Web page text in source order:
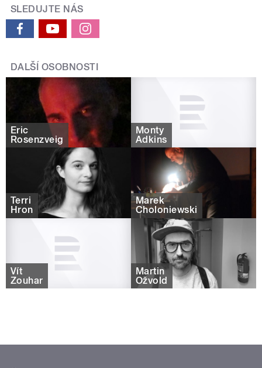
SLEDUJTE NÁS
DALŠÍ OSOBNOSTI
Eric
Rosenzveig
Monty
Adkins
Terri
Hron
Marek
Choloniewski
Vít
Zouhar
Martin
Ožvold